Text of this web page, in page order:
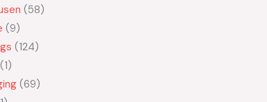
58
9
124
1
69